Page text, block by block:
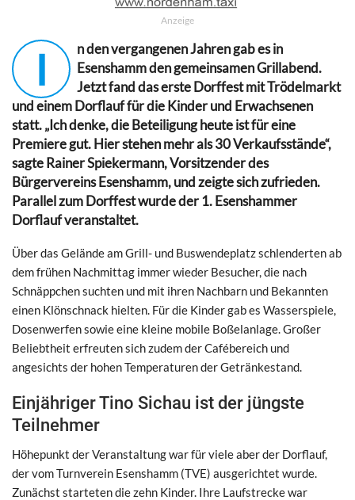
Anzeige
I
n den vergangenen Jahren gab es in
Esenshamm den gemeinsamen Grillabend.
Jetzt fand das erste Dorffest mit Trödelmarkt
und einem Dorflauf für die Kinder und Erwachsenen
statt. „Ich denke, die Beteiligung heute ist für eine
Premiere gut. Hier stehen mehr als 30 Verkaufsstände“,
sagte Rainer Spiekermann, Vorsitzender des
Bürgervereins Esenshamm, und zeigte sich zufrieden.
Parallel zum Dorffest wurde der 1. Esenshammer
Dorflauf veranstaltet.
Über das Gelände am Grill- und Buswendeplatz schlenderten ab
dem frühen Nachmittag immer wieder Besucher, die nach
Schnäppchen suchten und mit ihren Nachbarn und Bekannten
einen Klönschnack hielten. Für die Kinder gab es Wasserspiele,
Dosenwerfen sowie eine kleine mobile Boßelanlage. Großer
Beliebtheit erfreuten sich zudem der Cafébereich und
angesichts der hohen Temperaturen der Getränkestand.
Einjähriger Tino Sichau ist der jüngste
Teilnehmer
Höhepunkt der Veranstaltung war für viele aber der Dorflauf,
der vom Turnverein Esenshamm (TVE) ausgerichtet wurde.
Zunächst starteten die zehn Kinder. Ihre Laufstrecke war